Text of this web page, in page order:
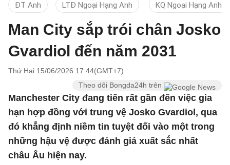
ĐT Anh LTĐ Ngoại Hạng Anh KQ Ngoại Hạng Anh
Man City sắp trói chân Josko
Gvardiol đến năm 2031
Thứ Hai 15/06/2026 17:44(GMT+7)
Theo dõi Bongda24h trên
Manchester City đang tiến rất gần đến việc gia
hạn hợp đồng với trung vệ Josko Gvardiol, qua
đó khẳng định niềm tin tuyệt đối vào một trong
những hậu vệ được đánh giá xuất sắc nhất
châu Âu hiện nay.